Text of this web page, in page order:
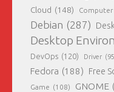
Cloud (148) Computer
Debian (287)
Desktop
DevOps (120) Driver
Fedora (188) Free
Game (108) GNOME